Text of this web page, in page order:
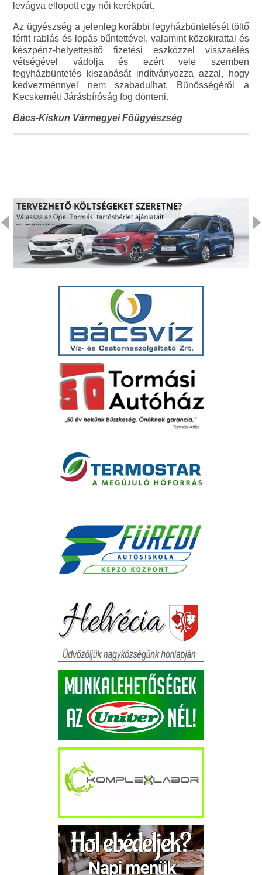
levágva ellopott egy női kerékpárt.
Az ügyészség a jelenleg korábbi fegyházbüntetését töltő
férfit rablás és lopás bűntettével, valamint közokirattal és
készpénz-helyettesítő fizetési eszközzel visszaélés
vétségével vádolja és ezért vele szemben
fegyházbüntetés kiszabását indítványozza azzal, hogy
kedvezménnyel nem szabadulhat. Bűnösségéről a
Kecskeméti Járásbíróság fog dönteni.
Bács-Kiskun Vármegyei Főügyészség